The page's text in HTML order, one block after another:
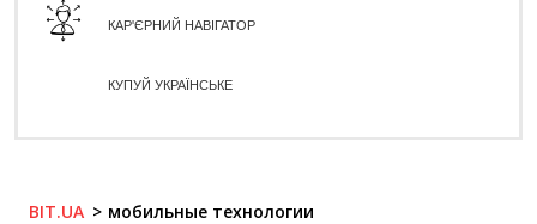
КАР'ЄРНИЙ НАВІГАТОР
КУПУЙ УКРАЇНСЬКЕ
BIT.UA мобильные технологии